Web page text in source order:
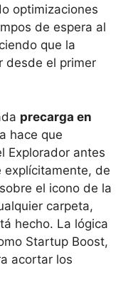
optimizaciones
de espera al
que la
desde el primer
precarga en
hace que
Explorador antes
explícitamente, de
el icono de la
carpeta,
hecho. La lógica
Startup Boost,
acortar los